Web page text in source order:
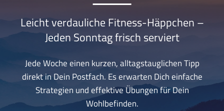
Leicht verdauliche Fitness-Häppchen –
Jeden Sonntag frisch serviert
Jede Woche einen kurzen, alltagstauglichen Tipp
direkt in Dein Postfach. Es erwarten Dich einfache
Strategien und effektive Übungen für Dein
Wohlbefinden.